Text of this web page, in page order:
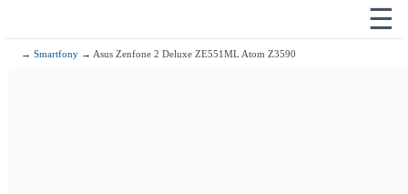
☰
→Smartfony → Asus Zenfone 2 Deluxe ZE551ML Atom Z3590